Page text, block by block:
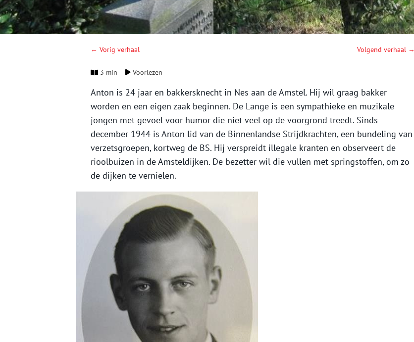
← Vorig verhaal Volgend verhaal →
3 min Voorlezen
Anton is 24 jaar en bakkersknecht in Nes aan de Amstel. Hij wil graag bakker
worden en een eigen zaak beginnen. De Lange is een sympathieke en muzikale
jongen met gevoel voor humor die niet veel op de voorgrond treedt. Sinds
december 1944 is Anton lid van de Binnenlandse Strijdkrachten, een bundeling van
verzetsgroepen, kortweg de BS. Hij verspreidt illegale kranten en observeert de
rioolbuizen in de Amsteldijken. De bezetter wil die vullen met springstoffen, om zo
de dijken te vernielen.